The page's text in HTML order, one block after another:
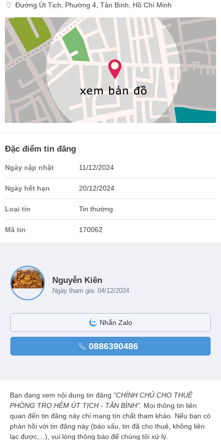
Đường Út Tịch, Phường 4, Tân Bình, Hồ Chí Minh
Đặc điểm tin đăng
Ngày cập nhật 11/12/2024
Ngày hết hạn 20/12/2024
Loại tin Tin thường
Mã tin 170062
Nguyễn Kiên
Ngày tham gia: 04/12/2024
Nhắn Zalo
0886390486
Bạn đang xem nội dung tin đăng "CHÍNH CHỦ CHO THUÊ
PHÒNG TRỌ HẺM ÚT TỊCH - TÂN BÌNH". Mọi thông tin liên
quan đến tin đăng này chỉ mang tín chất tham khảo. Nếu bạn có
phản hồi với tin đăng này (báo xấu, tin đã cho thuê, không liên
lạc được,...), vui lòng thông báo để chúng tôi xử lý.